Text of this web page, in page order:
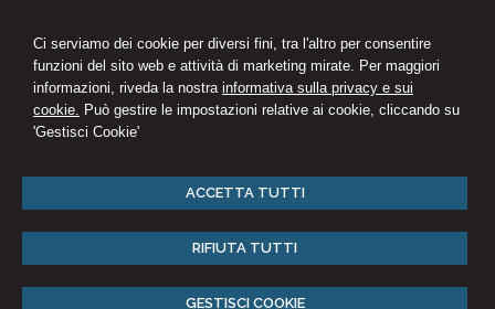
Ci serviamo dei cookie per diversi fini, tra l'altro per consentire
funzioni del sito web e attività di marketing mirate. Per maggiori
informazioni, riveda la nostra informativa sulla privacy e sui
cookie. Può gestire le impostazioni relative ai cookie, cliccando su
'Gestisci Cookie'
ACCETTA TUTTI
RIFIUTA TUTTI
GESTISCI COOKIE